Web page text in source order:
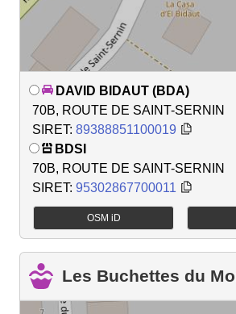
DAVID BIDAUT (BDA)
70B, ROUTE DE SAINT-SERNIN
SIRET: 89388851100019
BDSI
70B, ROUTE DE SAINT-SERNIN
SIRET: 95302867700011
OSM iD
Les Buchettes du